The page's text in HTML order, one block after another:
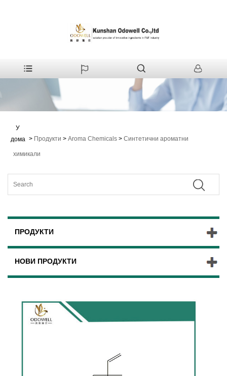
У
дома > Продукти > Aroma Chemicals > Синтетични ароматни
химикали
ПРОДУКТИ
НОВИ ПРОДУКТИ